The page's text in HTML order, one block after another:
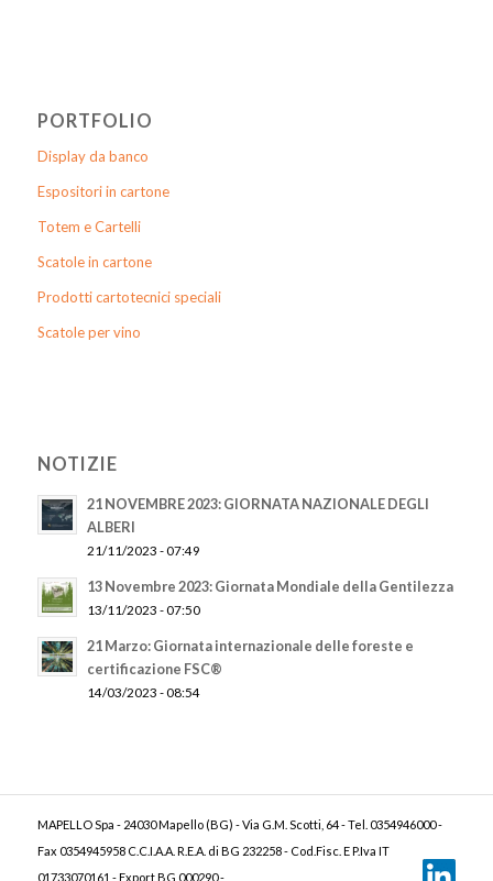
PORTFOLIO
Display da banco
Espositori in cartone
Totem e Cartelli
Scatole in cartone
Prodotti cartotecnici speciali
Scatole per vino
NOTIZIE
21 NOVEMBRE 2023: GIORNATA NAZIONALE DEGLI
ALBERI
21/11/2023 - 07:49
13 Novembre 2023: Giornata Mondiale della Gentilezza
13/11/2023 - 07:50
21 Marzo: Giornata internazionale delle foreste e
certificazione FSC®
14/03/2023 - 08:54
MAPELLO Spa - 24030 Mapello (BG) - Via G.M. Scotti, 64 - Tel. 0354946000 -
Fax 0354945958 C.C.I.A.A. R.E.A. di BG 232258 - Cod.Fisc. E P.Iva IT
01733070161 - Export BG 000290 -